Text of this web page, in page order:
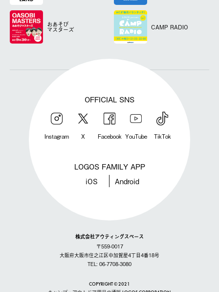
おあそび
マスターズ CAMP RADIO
OFFICIAL SNS
Instagram X Facebook YouTube TikTok
LOGOS FAMILY APP
iOS Android
株式会社アウティングスペース
〒559-0017
大阪府大阪市住之江区中加賀屋4丁目4番18号
TEL: 06-7708-3080
COPYRIGHT © 2021